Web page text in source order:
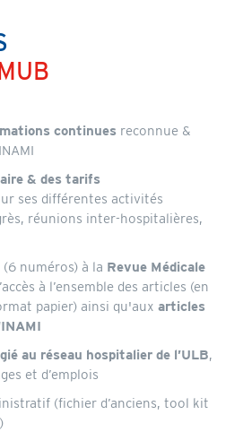
continues reconnue &
& des tarifs
ses différentes activités
réunions inter-hospitalières,
(6 numéros) à la Revue Médicale
à l’ensemble des articles (en
papier) ainsi qu'aux articles
au réseau hospitalier de l’ULB,
et d’emplois
(fichier d’anciens, tool kit